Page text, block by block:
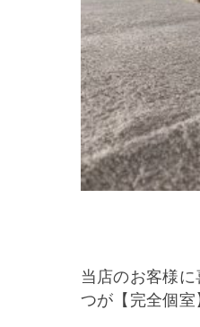
当店のお客様
つが【完全個室